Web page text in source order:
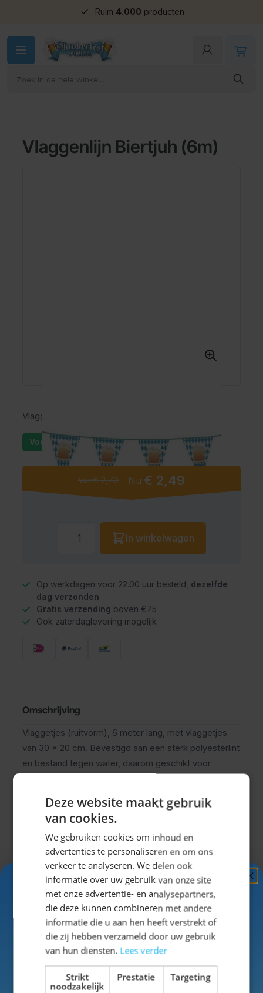
Ruim 4.000 producten
Vlaggenlijn Biertjuh (6m)
Vlaggenlijn Biertjuh (6m)
Voorraad: 25+
Van€ 2,79 Nu € 2,49
In winkelwagen
Op werkdagen voor 22.00 uur besteld, dezelfde
dag verzonden
Gratis verzending boven €75
Ook zaterdaglevering mogelijk
Omschrijving
Vlaggetjes (ruitvorm), 6 meter lang, met vlaggetjes
van 30 x 20 cm. Bevestigd aan een sterk polyesterlint
en bestand tegen water, daarom geschikt voor
oktoberfest. Voor meer partydeco klik hier !
Specificaties
EAN 8712026542007
SKU 14-54200
Kleur blauw
Materiaal Plastic
Deze website maakt gebruik
van cookies.
We gebruiken cookies om inhoud en
advertenties te personaliseren en om ons
verkeer te analyseren. We delen ook
informatie over uw gebruik van onze site
met onze advertentie- en analysepartners,
die deze kunnen combineren met andere
informatie die u aan hen heeft verstrekt of
die zij hebben verzameld door uw gebruik
van hun diensten. Lees verder
Strikt
noodzakelijk
Prestatie Targeting
Ontvang5%
KORTING!
Schrijf je nuin voor de nieuwsbrief en ontvang toegang
tot exclusieve kortingen!
Voor- en achternaam